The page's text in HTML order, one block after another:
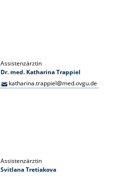
Assistenzärztin
Dr. med. Katharina Trappiel
katharina.trappiel@med.ovgu.de
Assistenzärztin
Svitlana Tretiakova